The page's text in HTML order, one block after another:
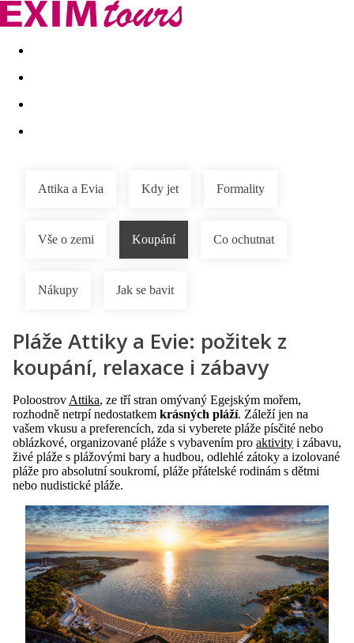
Akční nabídky Last minute
Attika a Evia Kdy jet Formality
Vše o zemi Koupání Co ochutnat
Nákupy Jak se bavit
Pláže Attiky a Evie: požitek z
koupání, relaxace i zábavy
Poloostrov Attika, ze tří stran omývaný Egejským mořem,
rozhodně netrpí nedostatkem krásných pláží. Záleží jen na
vašem vkusu a preferencích, zda si vyberete pláže písčité nebo
oblázkové, organizované pláže s vybavením pro aktivity i zábavu,
živé pláže s plážovými bary a hudbou, odlehlé zátoky a izolované
pláže pro absolutní soukromí, pláže přátelské rodinám s dětmi
nebo nudistické pláže.